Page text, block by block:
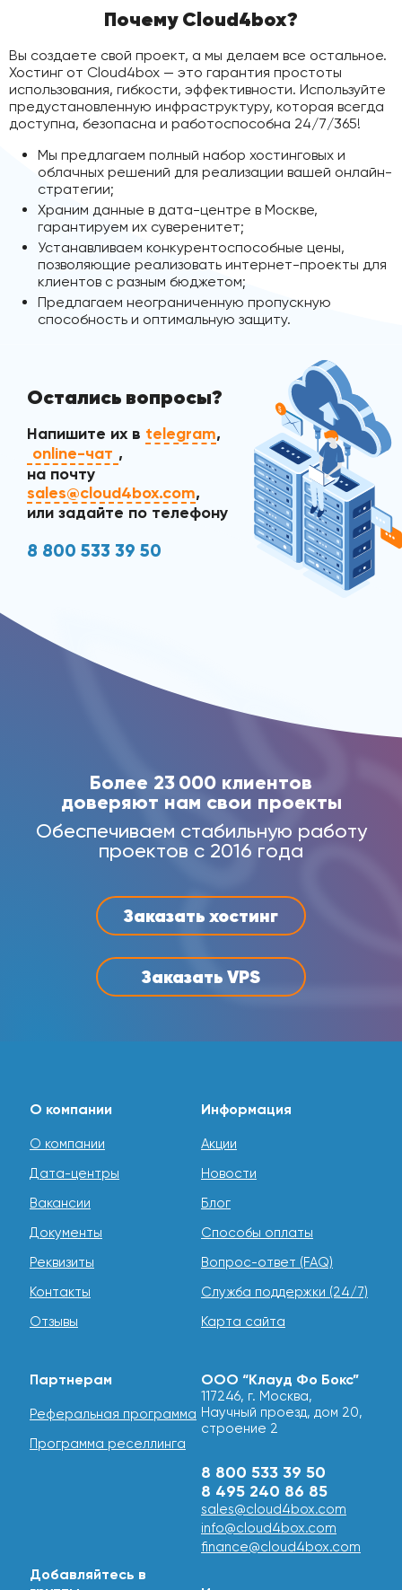
Почему Cloud4box?
Вы создаете свой проект, а мы делаем все остальное.
Хостинг от Cloud4box — это гарантия простоты
использования, гибкости, эффективности. Используйте
предустановленную инфраструктуру, которая всегда
доступна, безопасна и работоспособна 24/7/365!
Мы предлагаем полный набор хостинговых и
облачных решений для реализации вашей онлайн-
стратегии;
Храним данные в дата-центре в Москве,
гарантируем их суверенитет;
Устанавливаем конкурентоспособные цены,
позволяющие реализовать интернет-проекты для
клиентов с разным бюджетом;
Предлагаем неограниченную пропускную
способность и оптимальную защиту.
Остались вопросы?
Напишите их в telegram,
online-чат ,
на почту
sales@cloud4box.com,
или задайте по телефону
8 800 533 39 50
Заказать хостинг
Заказать VPS
Более 23 000 клиентов
доверяют нам свои проекты
Обеспечиваем стабильную работу
проектов с 2016 года
О компании
О компании
Дата-центры
Вакансии
Документы
Реквизиты
Контакты
Отзывы
Информация
Акции
Новости
Блог
Способы оплаты
Вопрос-ответ (FAQ)
Служба поддержки (24/7)
Карта сайта
Партнерам
Реферальная программа
Программа реселлинга
Добавляйтесь в
ООО “Клауд Фо Бокс”
117246, г. Москва,
Научный проезд, дом 20,
строение 2
8 800 533 39 50
8 495 240 86 85
sales@cloud4box.com
info@cloud4box.com
finance@cloud4box.com